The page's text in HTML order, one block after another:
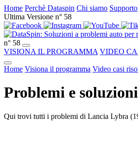
Home Perchè Dataspin Chi siamo Supporto
Ultima Versione n° 58
n° 58
VISIONA IL PROGRAMMA VIDEO
Home Visiona il programma Video casi
Problemi e
Qui trovi tutti i problemi di Lancia Lybra